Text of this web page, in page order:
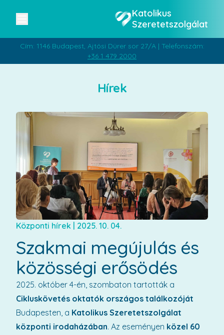
Katolikus
Szeretetszolgálat
Cím: 1146 Budapest, Ajtósi Dürer sor 27/A | Telefonszám:
+36 1 479 2000
Hírek
Központi hírek 2025. 10. 04.
Szakmai megújulás és
közösségi erősödés
2025. október 4-én, szombaton tartották a
Cikluskövetés oktatók országos találkozóját
Budapesten, a Katolikus Szeretetszolgálat
központi irodaházában. Az eseményen közel 60